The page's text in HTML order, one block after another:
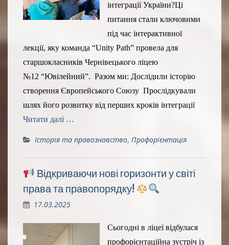
інтеграції України?Ці
питання стали ключовими
під час інтерактивної
лекції, яку команда “Unity Path” провела для
старшокласників Чернівецького ліцею
№12 “Ювілейний”. Разом ми: Дослідили історію
створення Європейського Союзу Прослідкували
шлях його розвитку від перших кроків інтеграції
Читати далі …
Історія та правознавство, Профорієнтація
Відкриваючи нові горизонти у світі
права та правопорядку!
17.03.2025
Сьогодні в ліцеї відбулася
профорієнтаційна зустріч із